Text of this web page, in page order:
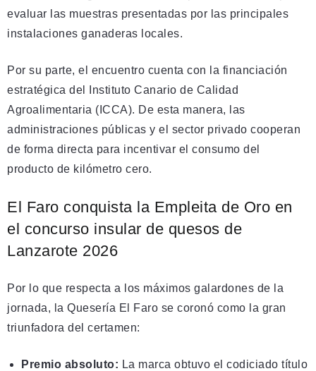
evaluar las muestras presentadas por las principales
instalaciones ganaderas locales.
Por su parte, el encuentro cuenta con la financiación
estratégica del Instituto Canario de Calidad
Agroalimentaria (ICCA). De esta manera, las
administraciones públicas y el sector privado cooperan
de forma directa para incentivar el consumo del
producto de kilómetro cero.
El Faro conquista la Empleita de Oro en
el concurso insular de quesos de
Lanzarote 2026
Por lo que respecta a los máximos galardones de la
jornada, la Quesería El Faro se coronó como la gran
triunfadora del certamen:
Premio absoluto: La marca obtuvo el codiciado título